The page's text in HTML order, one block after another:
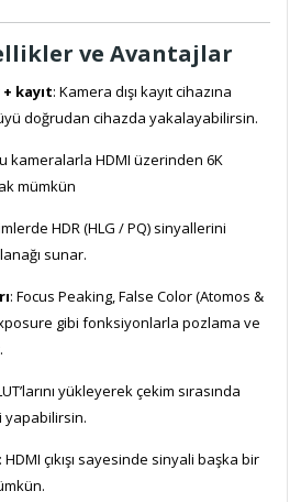
ve Avantajlar
kayıt: Kamera dışı kayıt cihazına
doğrudan cihazda yakalayabilirsin.
kameralarla HDMI üzerinden 6K
mümkün
HDR (HLG / PQ) sinyallerini
sunar.
: Focus Peaking, False Color (Atomos &
gibi fonksiyonlarla pozlama ve
yükleyerek çekim sırasında
yapabilirsin.
: HDMI çıkışı sayesinde sinyali başka bir